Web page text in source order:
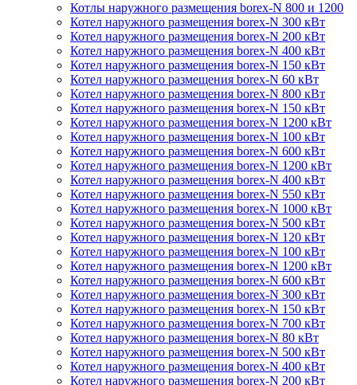
Котлы наружного размещения borex-N 800 и 1200
Котел наружного размещения borex-N 300 кВт
Котел наружного размещения borex-N 200 кВт
Котел наружного размещения borex-N 400 кВт
Котел наружного размещения borex-N 150 кВт
Котел наружного размещения borex-N 60 кВт
Котел наружного размещения borex-N 800 кВт
Котел наружного размещения borex-N 150 кВт
Котел наружного размещения borex-N 1200 кВт
Котел наружного размещения borex-N 100 кВт
Котел наружного размещения borex-N 600 кВт
Котел наружного размещения borex-N 1200 кВт
Котел наружного размещения borex-N 400 кВт
Котел наружного размещения borex-N 550 кВт
Котел наружного размещения borex-N 1000 кВт
Котел наружного размещения borex-N 500 кВт
Котел наружного размещения borex-N 120 кВт
Котел наружного размещения borex-N 100 кВт
Котел наружного размещения borex-N 1200 кВт
Котел наружного размещения borex-N 600 кВт
Котел наружного размещения borex-N 300 кВт
Котел наружного размещения borex-N 150 кВт
Котел наружного размещения borex-N 700 кВт
Котел наружного размещения borex-N 80 кВт
Котел наружного размещения borex-N 500 кВт
Котел наружного размещения borex-N 400 кВт
Котел наружного размещения borex-N 200 кВт